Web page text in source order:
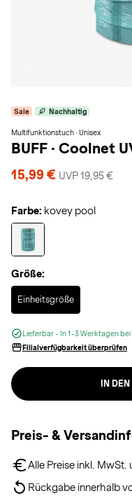
Sale Nachhaltig
Multifunktionstuch · Unisex
BUFF · Coolnet
15,99 € UVP 19,95 €
Farbe: kovey pool
Größe:
Einheitsgröße
Selected
Lieferbar - In 1-3 Werktagen bei
Filialverfügbarkeit überprüfen
IN
Preis- &
Alle Preise inkl. MwSt.
Rückgabe innerhalb